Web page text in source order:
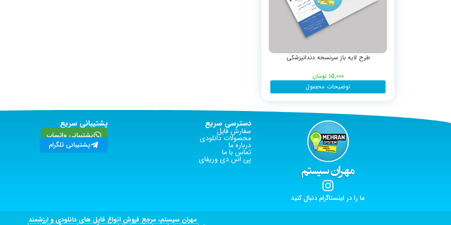
طرح لایه باز سرنسخه دندانپزشکی
15,000 تومان
توضیحات محصول
ما را در اینستاگرام دنبال کنید
دسترسی سریع
سفارش فایل
محصولات دانلودی
درباره ما
تماس با ما
پی اس دی وریفای
پشتیبانی سریع
پشتیبانی واتساپ
پشتیبانی تلگرام
مهران سیستم، مرجع فروش انواع فایل های دانلودی و ارزشمند